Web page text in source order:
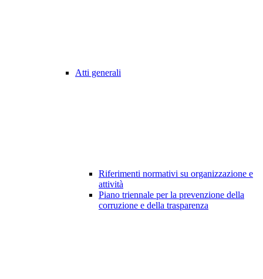
Atti generali
Riferimenti normativi su organizzazione e
attività
Piano triennale per la prevenzione della
corruzione e della trasparenza